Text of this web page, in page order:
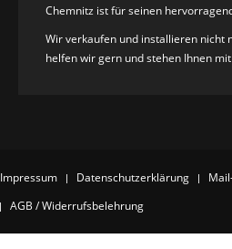
Chemnitz ist für seinen
Wir verkaufen und installieren nicht
helfen wir gern und stehen Ihnen
Impressum Datenschutzerklärung
AGB / Widerrufsbelehrung